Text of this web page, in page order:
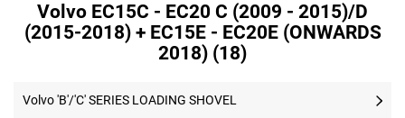
Volvo EC15C - EC20 C (2009 - 2015)/D
(2015-2018) + EC15E - EC20E (ONWARDS
2018) (18)
Volvo 'B'/'C' SERIES LOADING SHOVEL